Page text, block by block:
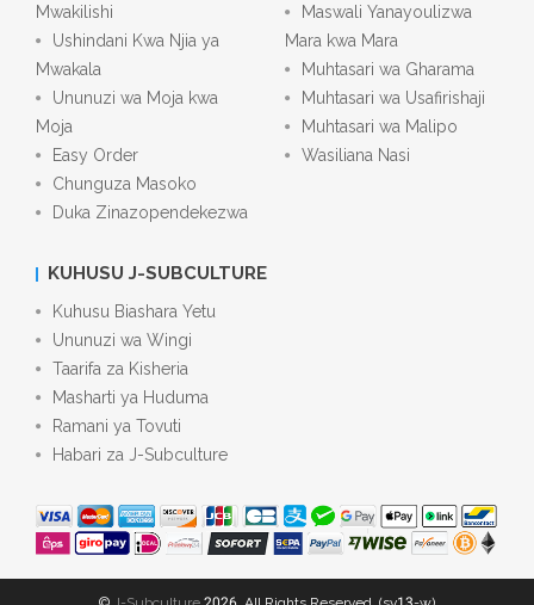
Mwakilishi
Ushindani Kwa Njia ya
Mwakala
Ununuzi wa Moja kwa
Moja
Easy Order
Chunguza Masoko
Duka Zinazopendekezwa
Maswali Yanayoulizwa
Mara kwa Mara
Muhtasari wa Gharama
Muhtasari wa Usafirishaji
Muhtasari wa Malipo
Wasiliana Nasi
KUHUSU J-SUBCULTURE
Kuhusu Biashara Yetu
Ununuzi wa Wingi
Taarifa za Kisheria
Masharti ya Huduma
Ramani ya Tovuti
Habari za J-Subculture